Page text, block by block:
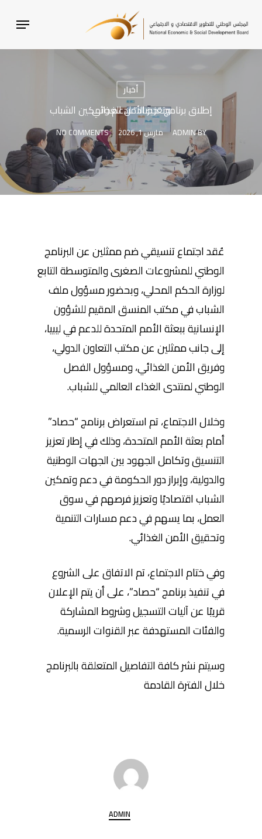
MAIN
CONTENT
MENU
أخبار
إطلاق برنامج “حصاد” لدعم وتمكين الشباب وتعزيز الأمن الغذائي
BY
ADMIN مارس 1, 2026 NO COMMENTS
عُقد اجتماع تنسيقي ضم ممثلين عن البرنامج
الوطني للمشروعات الصغرى والمتوسطة التابع
لوزارة الحكم المحلي، وبحضور مسؤول ملف
الشباب في مكتب المنسق المقيم للشؤون
الإنسانية ببعثة الأمم المتحدة للدعم في ليبيا،
إلى جانب ممثلين عن مكتب التعاون الدولي،
وفريق الأمن الغذائي، ومسؤول الفصل
الوطني لمنتدى الغذاء العالمي للشباب.
وخلال الاجتماع، تم استعراض برنامج “حصاد”
أمام بعثة الأمم المتحدة، وذلك في إطار تعزيز
التنسيق وتكامل الجهود بين الجهات الوطنية
والدولية، وإبراز دور الحكومة في دعم وتمكين
الشباب اقتصاديًا وتعزيز فرصهم في سوق
العمل، بما يسهم في دعم مسارات التنمية
وتحقيق الأمن الغذائي.
وفي ختام الاجتماع، تم الاتفاق على الشروع
في تنفيذ برنامج “حصاد”، على أن يتم الإعلان
قريبًا عن آليات التسجيل وشروط المشاركة
والفئات المستهدفة عبر القنوات الرسمية.
وسيتم نشر كافة التفاصيل المتعلقة بالبرنامج
خلال الفترة القادمة
ADMIN